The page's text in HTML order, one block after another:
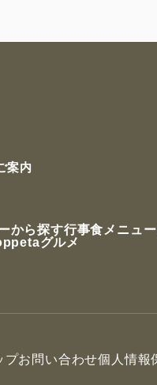
案内
から探す行事食メニュー
グルメ
プお問い合わせ個人情報